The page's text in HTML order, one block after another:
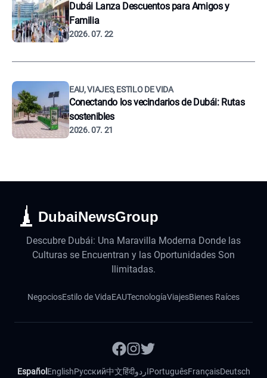
Dubái Lanza Descuentos para Amigos y
Familia
2026. 07. 22
EAU, VIAJES, ESTILO DE VIDA
Conectando los vecindarios de Dubái: Rutas
sostenibles
2026. 07. 21
DubaiNewsGroup
Descubre Dubái: Una Maravilla Moderna Donde las
Culturas se Encuentran y las Oportunidades Son
Ilimitadas.
NegociosEstilo de VidaEAUTecnologíaViajesBienes Raíces
Español EnglishРусский中文हिंदीاردوPortuguêsFrançaisDeutsch